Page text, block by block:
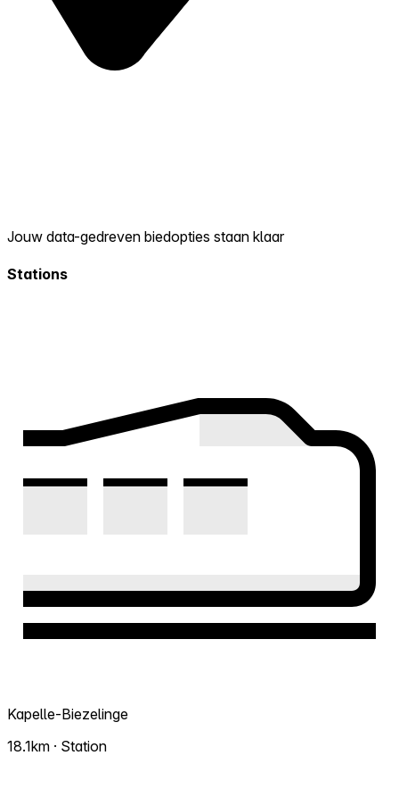
Jouw data-gedreven biedopties staan klaar
Stations
Kapelle-Biezelinge
18.1km · Station